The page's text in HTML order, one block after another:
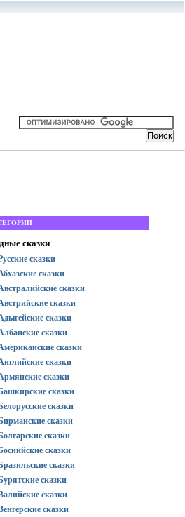
сказки
сказки
сказки
сказки
сказки
сказки
сказки
сказки
сказки
сказки
сказки
сказки
сказки
сказки
сказки
сказки
сказки
сказки
сказки